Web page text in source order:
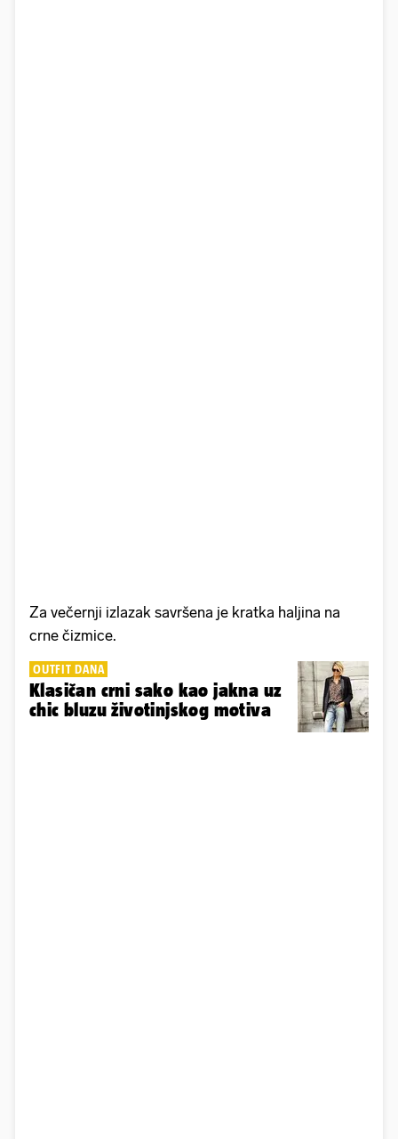
Za večernji izlazak savršena je kratka haljina na
crne čizmice.
OUTFIT DANA
Klasičan crni sako kao jakna uz
chic bluzu životinjskog motiva